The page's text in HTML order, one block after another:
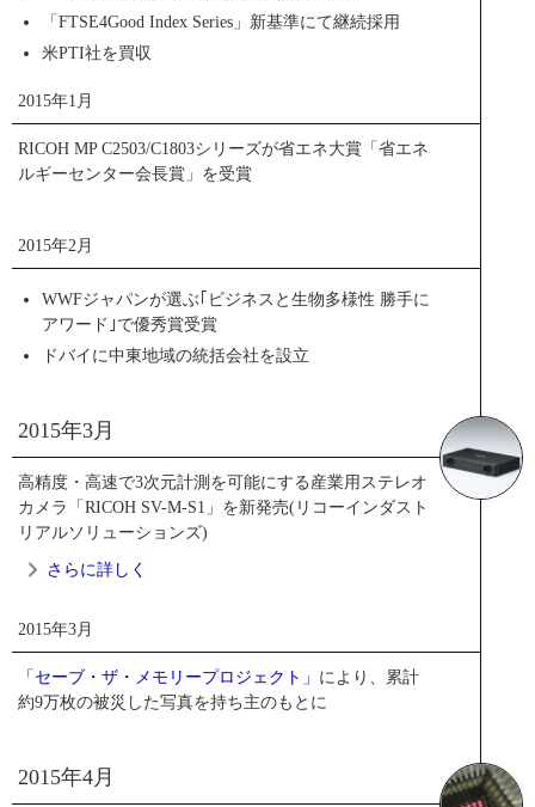
RICOH THETAで撮影した全天球イメージ
3Dプリンターによる試作品
RICOH Rapid Fab（厚木事業所）
「FTSE4Good Index Series」新基準にて継続採用
米PTI社を買収
2015年1月
RICOH MP C2503/C1803シリーズが省エネ大賞「省エネ
ルギーセンター会長賞」を受賞
2015年2月
WWFジャパンが選ぶ｢ビジネスと生物多様性 勝手に
アワード｣で優秀賞受賞
ドバイに中東地域の統括会社を設立
2015年3月
高精度・高速で3次元計測を可能にする産業用ステレオ
カメラ「RICOH SV-M-S1」を新発売(リコーインダスト
リアルソリューションズ)
さらに詳しく
2015年3月
ステレオカメラ「RICOH SV-M-S1」を新発売
2015年3月
「セーブ・ザ・メモリープロジェクト」 により、累計
約9万枚の被災した写真を持ち主のもとに
2015年4月